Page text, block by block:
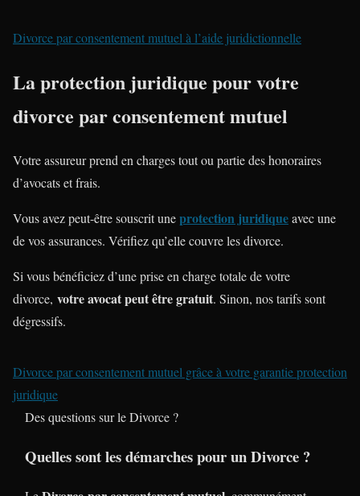
Divorce par consentement mutuel à l’aide juridictionnelle
La protection juridique pour votre
divorce par consentement mutuel
Votre assureur prend en charges tout ou partie des honoraires
d’avocats et frais.
Vous avez peut-être souscrit uneprotection juridiqueavec une
de vos assurances. Vérifiez qu’elle couvre les divorce.
Si vous bénéficiez d’une prise en charge totale de votre
divorce, votre avocat peut être gratuit. Sinon, nos tarifs sont
dégressifs.
Divorce par consentement mutuel grâce à votre garantie protection
juridique
Des questions sur le Divorce ?
Quelles sont les démarches pour un Divorce ?